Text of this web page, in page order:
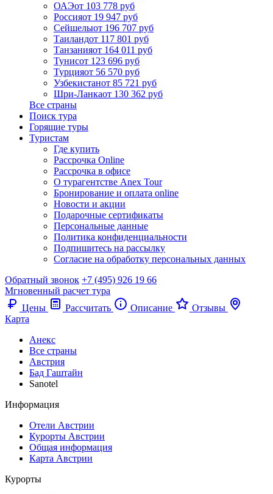
ОАЭот 103 778 руб
Россияот 19 947 руб
Сейшелыот 196 707 руб
Таиландот 117 801 руб
Танзанияот 164 011 руб
Тунисот 123 696 руб
Турцияот 56 570 руб
Узбекистанот 85 721 руб
Шри-Ланкаот 130 362 руб
Все страны
Поиск тура
Горящие туры
Туристам
Где купить
Рассрочка Online
Рассрочка в офисе
О турагентстве Anex Tour
Бронирование и оплата online
Новости и акции
Подарочные сертификаты
Персональные данные
Политика конфиденциальности
Подпишитесь на рассылку
Согласие на обработку персональных данных
Обратный звонок +7 (495) 926 19 66
Мгновенный расчет тура
Цены
Рассчитать Описание
Отзывы
Карта
Анекс
Все страны
Австрия
Бад Гаштайн
Sanotel
Информация
Отели Австрии
Курорты Австрии
Общая информация
Карта Австрии
Курорты